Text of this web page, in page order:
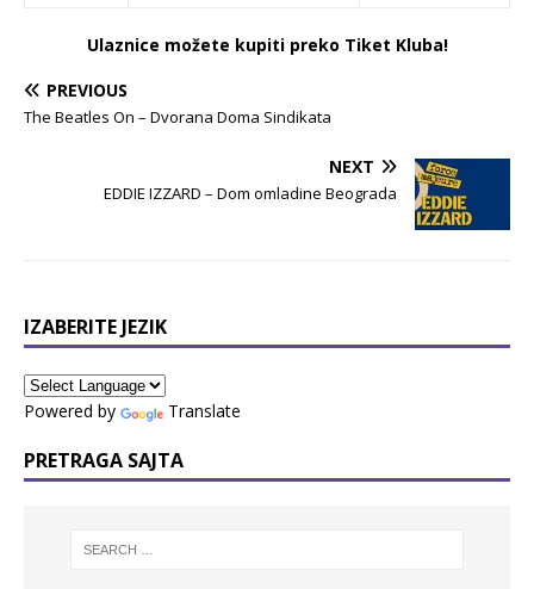
Ulaznice možete kupiti preko Tiket Kluba!
PREVIOUS
The Beatles On – Dvorana Doma Sindikata
NEXT
EDDIE IZZARD – Dom omladine Beograda
IZABERITE JEZIK
Powered by Translate
PRETRAGA SAJTA